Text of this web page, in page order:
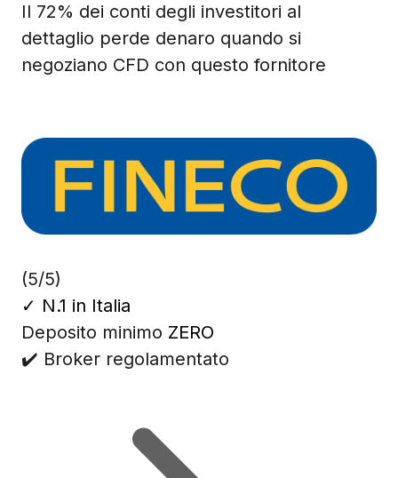
Il 72% dei conti degli investitori al
dettaglio perde denaro quando si
negoziano CFD con questo fornitore
(5/5)
✓ N.1 in Italia
Deposito minimo ZERO
✔️ Broker regolamentato